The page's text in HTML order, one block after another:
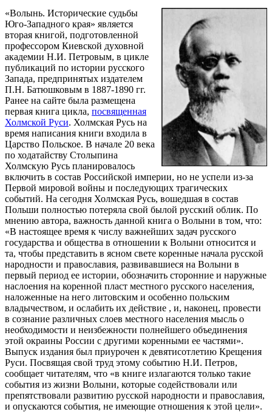
«Волынь. Исторические судьбы
Юго-Западного края» является
вторая книгой, подготовленной
профессором Киевской духовной
академии Н.И. Петровым, в цикле
публикаций по истории русского
Запада, предпринятых издателем
П.Н. Батюшковым в 1887-1890 гг.
Ранее на сайте была размещена
первая книга цикла, посвященная
Холмской Руси. Холмская Русь на
время написания книги входила в
Царство Польское. В начале 20 века
по ходатайству Столыпина
Холмскую Русь планировалось
включить в состав Российской империи, но не успели из-за
Первой мировой войны и последующих трагических
событий. На сегодня Холмская Русь, вошедшая в состав
Польши полностью потеряла свой былой русский облик. По
мнению автора, важность данной книга о Волыни в том, что:
«В настоящее время к числу важнейших задач русского
государства и общества в отношении к Волыни относится и
та, чтобы представить в ясном свете коренные начала русской
народности и православия, развивавшиеся на Волыни в
первый период ее истории, обозначить сторонние и наружные
наслоения на коренной пласт местного русского населения,
наложенные на него литовским и особенно польским
владычеством, и ослабить их действие , и, наконец, провести
в сознание различных слоев местного населения мысль о
необходимости и неизбежности полнейшего объединения
этой окраины России с другими коренными ее частями».
Выпуск издания был приурочен к девятисотлетию Крещения
Руси. Посвящая свой труд этому событию Н.И. Петров,
сообщает читателям, что «в книге излагаются только такие
события из жизни Волыни, которые содействовали или
препятствовали развитию русской народности и православия,
и опускаются события, не имеющие отношения к этой цели».